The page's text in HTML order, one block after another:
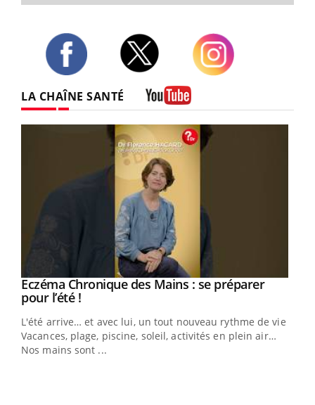
LA CHAÎNE SANTÉ
Youtube
Eczéma Chronique des Mains : se préparer
pour l’été !Youtube
L'été arrive… et avec lui, un tout nouveau rythme de vie !
Vacances, plage, piscine, soleil, activités en plein air…
Nos mains sont ...